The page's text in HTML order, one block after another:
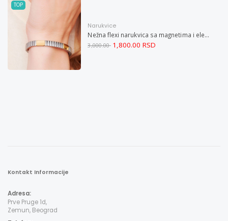
TOP
Narukvice
Nežna flexi narukvica sa magnetima i elementima u boji zlata i bakrom M
3,000.00 1,800.00 RSD
Kontakt Informacije
Adresa:
Prve Pruge 1d,
Zemun, Beograd